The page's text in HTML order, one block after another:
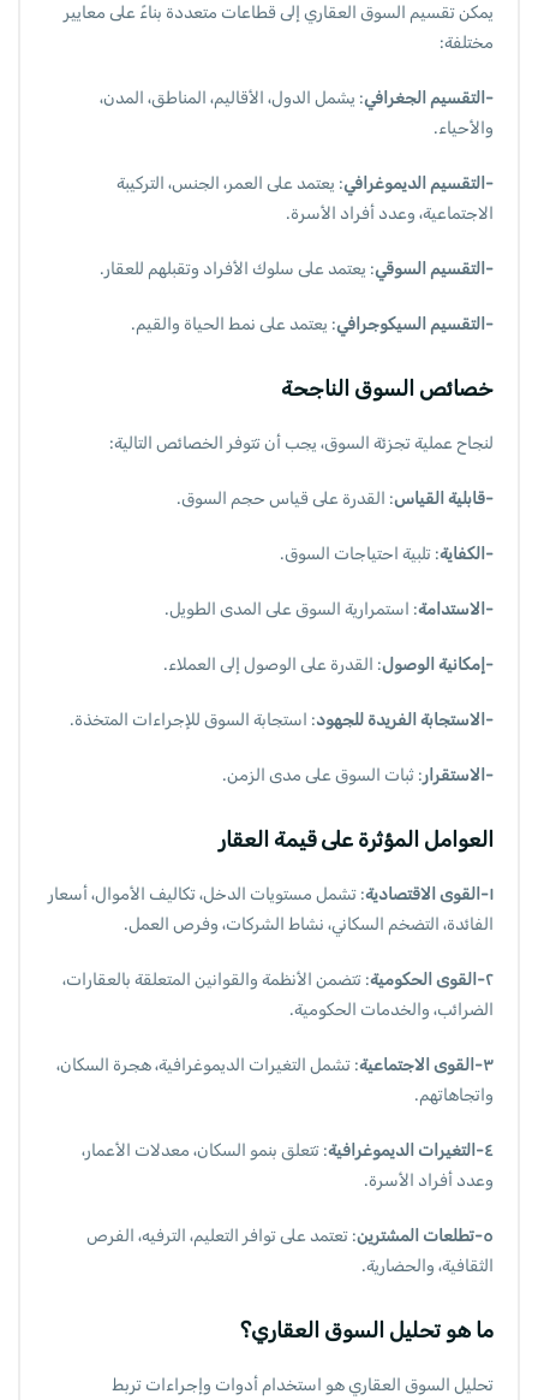
يمكن تقسيم السوق العقاري إلى قطاعات متعددة بناءً على معايير
مختلفة:
-التقسيم الجغرافي: يشمل الدول، الأقاليم، المناطق، المدن،
والأحياء.
-التقسيم الديموغرافي: يعتمد على العمر، الجنس، التركيبة
الاجتماعية، وعدد أفراد الأسرة.
-التقسيم السوقي: يعتمد على سلوك الأفراد وتقبلهم للعقار.
-التقسيم السيكوجرافي: يعتمد على نمط الحياة والقيم.
خصائص السوق الناجحة
لنجاح عملية تجزئة السوق، يجب أن تتوفر الخصائص التالية:
-قابلية القياس: القدرة على قياس حجم السوق.
-الكفاية: تلبية احتياجات السوق.
-الاستدامة: استمرارية السوق على المدى الطويل.
-إمكانية الوصول: القدرة على الوصول إلى العملاء.
-الاستجابة الفريدة للجهود: استجابة السوق للإجراءات المتخذة.
-الاستقرار: ثبات السوق على مدى الزمن.
العوامل المؤثرة على قيمة العقار
١-القوى الاقتصادية
: تشمل مستويات الدخل، تكاليف الأموال، أسعار
الفائدة، التضخم السكاني، نشاط الشركات، وفرص العمل.
٢-القوى الحكومية
: تتضمن الأنظمة والقوانين المتعلقة بالعقارات،
الضرائب، والخدمات الحكومية.
٣-القوى الاجتماعية
: تشمل التغيرات الديموغرافية، هجرة السكان،
واتجاهاتهم.
٤-التغيرات الديموغرافية
: تتعلق بنمو السكان، معدلات الأعمار،
وعدد أفراد الأسرة.
٥-تطلعات المشترين
: تعتمد على توافر التعليم، الترفيه، الفرص
الثقافية، والحضارية.
ما هو تحليل السوق العقاري؟
تحليل السوق العقاري هو استخدام أدوات وإجراءات تربط